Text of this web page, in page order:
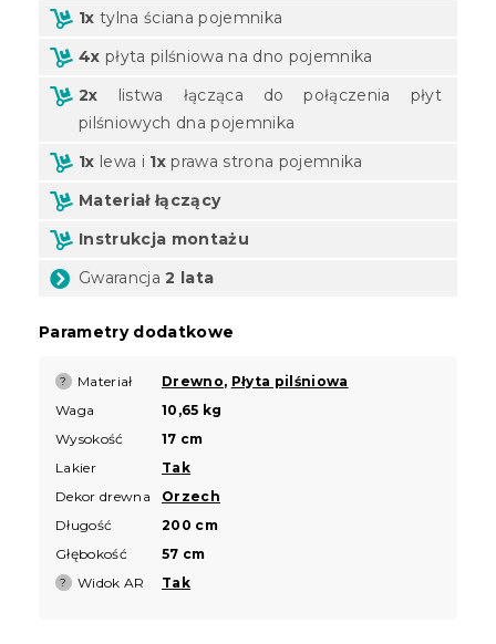
1x tylna ściana pojemnika
4x płyta pilśniowa na dno pojemnika
2x listwa łącząca do połączenia płyt
pilśniowych dna pojemnika
1x lewa i 1x prawa strona pojemnika
Materiał łączący
Instrukcja montażu
Gwarancja 2 lata
Parametry dodatkowe
? Materiał Drewno, Płyta pilśniowa
Waga
10,65 kg
Wysokość
17 cm
Lakier
Tak
Dekor drewna
Orzech
Długość
200 cm
Głębokość
57 cm
? Widok AR Tak